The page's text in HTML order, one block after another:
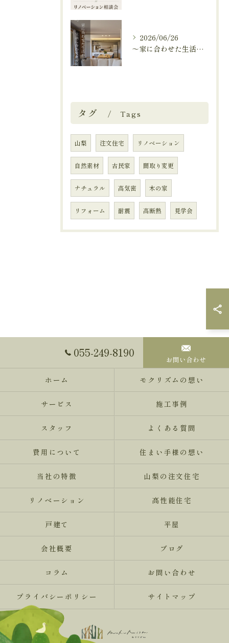
2026/06/26
～家に合わせた生活から、生活に合わせた便利な暮らしへ～
タグ Tags
山梨 注文住宅 リノベーション
自然素材 古民家 間取り変更
ナチュラル 高気密 木の家
リフォーム 耐震 高断熱 見学会
055-249-8190 お問い合わせ
ホーム モクリズムの想い
サービス 施工事例
スタッフ よくある質問
費用について 住まい手様の想い
当社の特徴 山梨の注文住宅
リノベーション 高性能住宅
戸建て 平屋
会社概要 ブログ
コラム お問い合わせ
プライバシーポリシー サイトマップ